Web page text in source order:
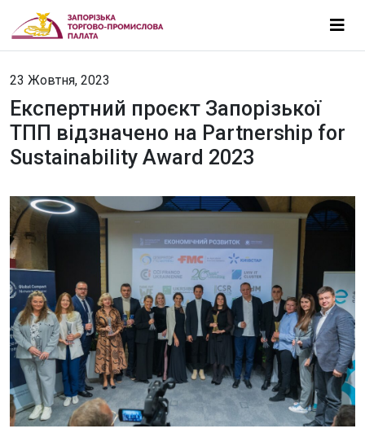
23 Жовтня, 2023
Експертний проєкт Запорізької
ТПП відзначено на Partnership for
Sustainability Award 2023